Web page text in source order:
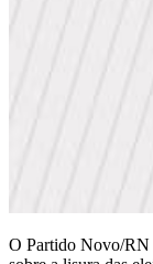
O Partido Novo/RN